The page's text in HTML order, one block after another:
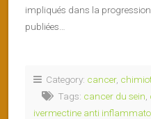
impliqués dans la
publiées…
Category: cancer,
Tags: cancer du sein
ivermectine anti